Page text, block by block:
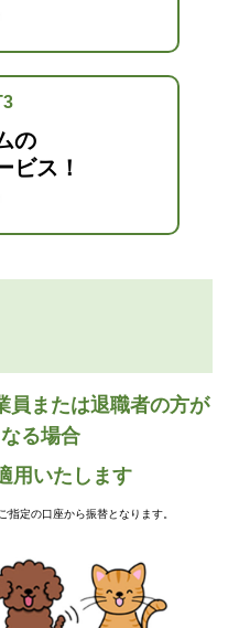
の
ビス！
員または退職者の方が
る場合
用いたします
定の口座から振替となります。